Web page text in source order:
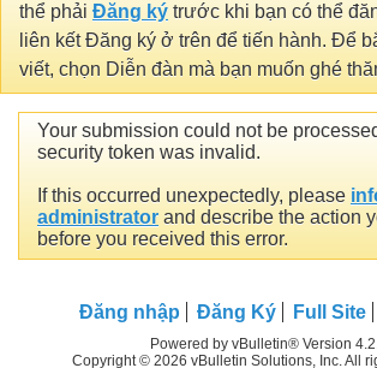
thể phải Đăng ký trước khi bạn có thể
liên kết Đăng ký ở trên để tiến hành. Để
viết, chọn Diễn đàn mà bạn muốn ghé
Your submission could not be
security token was invalid.
If this occurred unexpectedly, please
administrator and describe the action
before you received this error.
Đăng nhập Đăng Ký Full Site
Powered by vBulletin® Version
Copyright © 2026 vBulletin Solutions, Inc. All